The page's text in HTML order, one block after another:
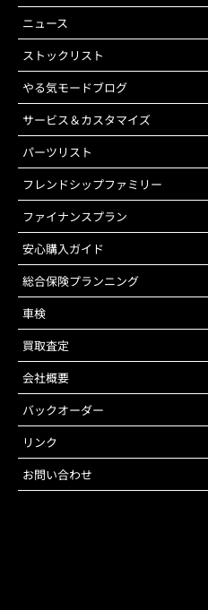
ニュース
ストックリスト
やる気モードブログ
サービス＆カスタマイズ
パーツリスト
フレンドシップファミリー
ファイナンスプラン
安心購入ガイド
総合保険プランニング
車検
買取査定
会社概要
バックオーダー
リンク
お問い合わせ